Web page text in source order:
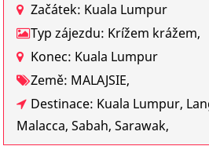
Začátek: Kuala Lumpur
Typ zájezdu: Krížem krážem,
Konec: Kuala Lumpur
Země: MALAJSIE,
Destinace: Kuala Lumpur,
Malacca, Sabah, Sarawak,